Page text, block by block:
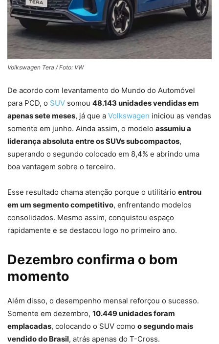
Volkswagen Tera / Foto: VW
De acordo com levantamento do Mundo do Automóvel
para PCD, o SUV somou 48.143 unidades vendidas em
apenas sete meses, já que a Volkswagen iniciou as vendas
somente em junho. Ainda assim, o modelo assumiu a
liderança absoluta entre os SUVs subcompactos,
superando o segundo colocado em 8,4% e abrindo uma
boa vantagem sobre o terceiro.
Esse resultado chama atenção porque o utilitário entrou
em um segmento competitivo, enfrentando modelos
consolidados. Mesmo assim, conquistou espaço
rapidamente e se destacou logo no primeiro ano.
Dezembro confirma o bom
momento
Além disso, o desempenho mensal reforçou o sucesso.
Somente em dezembro, 10.449 unidades foram
emplacadas, colocando o SUV como o segundo mais
vendido do Brasil, atrás apenas do T-Cross.